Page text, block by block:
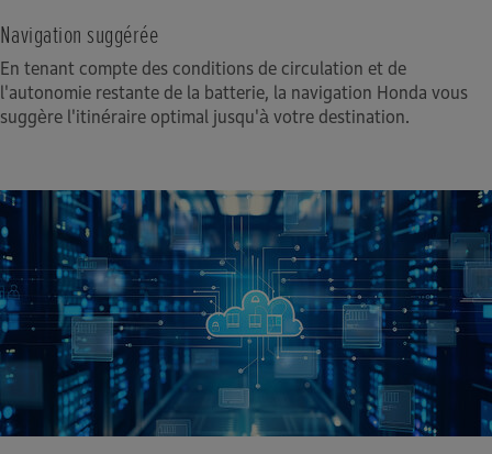
Navigation suggérée
En tenant compte des conditions de circulation et de
l'autonomie restante de la batterie, la navigation Honda vous
suggère l'itinéraire optimal jusqu'à votre destination.